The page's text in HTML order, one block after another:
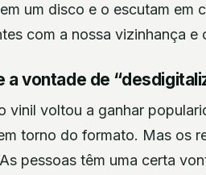
um disco e o escutam em
com a nossa vizinhança e
a vontade de
vinil voltou a ganhar
torno do formato. Mas os
pessoas têm uma certa